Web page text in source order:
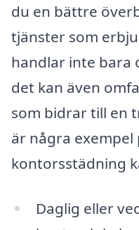
du en bättre
tjänster som
handlar inte bara
det kan även
som bidrar till en
är några
kontorsstädning
Daglig eller